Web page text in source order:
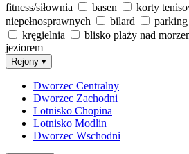
fitness/siłownia
basen korty
niepełnosprawnych
bilard parking
kręgielnia
blisko plaży nad
jeziorem
Rejony ▾
Dworzec Centralny
Dworzec Zachodni
Lotnisko Chopina
Lotnisko Modlin
Dworzec Wschodni